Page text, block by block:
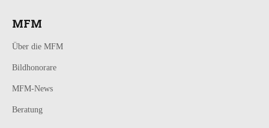
MFM
Über die MFM
Bildhonorare
MFM-News
Beratung